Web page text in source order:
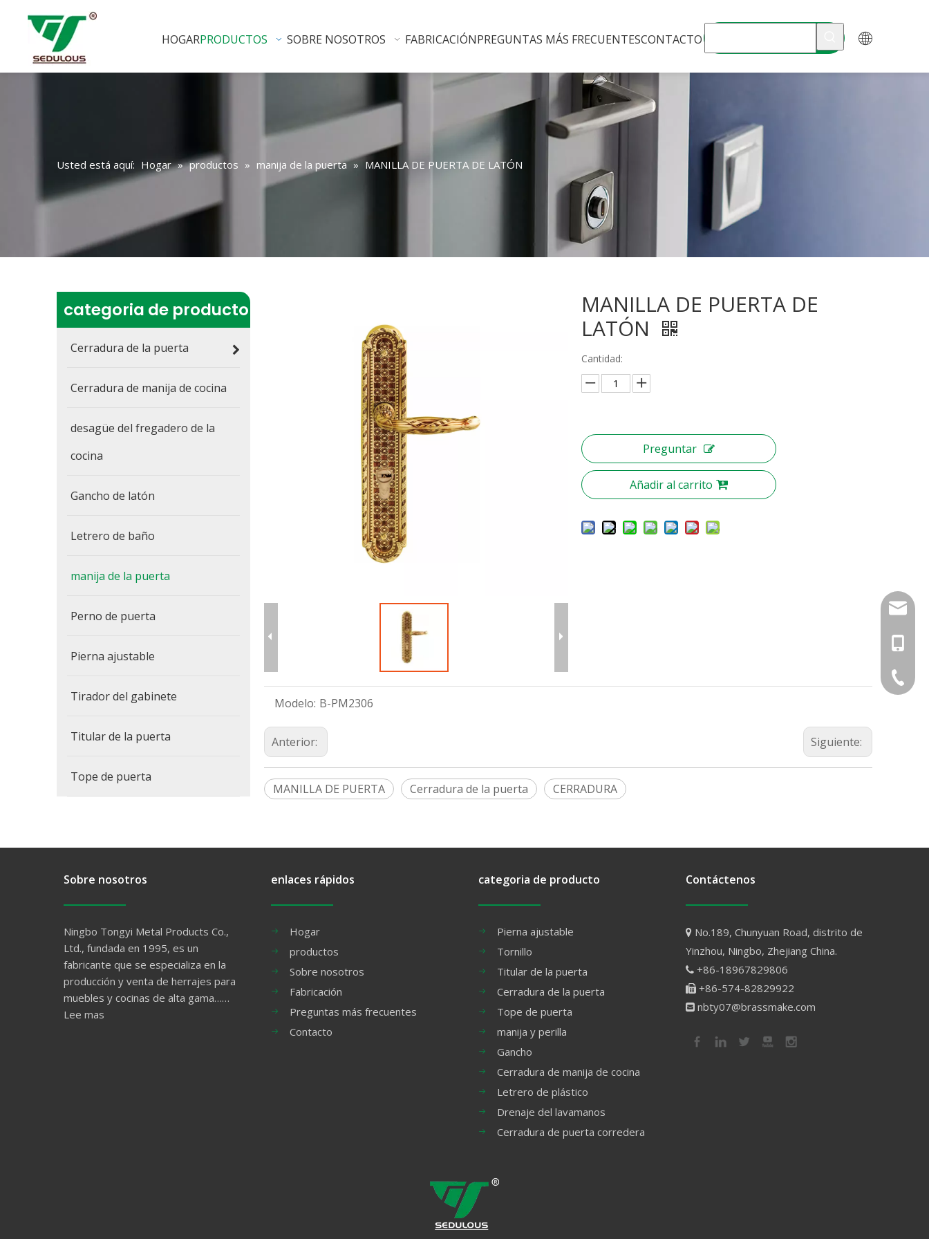
HOGARPRODUCTOS SOBRE NOSOTROS FABRICACIÓNPREGUNTAS MÁS FRECUENTESCONTACTO
Usted está aquí: Hogar » productos » manija de la puerta » MANILLA DE PUERTA DE LATÓN
categoria de producto
Cerradura de la puerta
Cerradura de manija de cocina
desagüe del fregadero de la
cocina
Gancho de latón
Letrero de baño
manija de la puerta
Perno de puerta
Pierna ajustable
Tirador del gabinete
Titular de la puerta
Tope de puerta
MANILLA DE PUERTA DE
LATÓN
Cantidad:
Preguntar
Añadir al carrito
Modelo: B-PM2306
Anterior: Siguiente:
MANILLA DE PUERTA Cerradura de la puerta CERRADURA
Sobre nosotros
Ningbo Tongyi Metal Products Co.,
Ltd., fundada en 1995, es un
fabricante que se especializa en la
producción y venta de herrajes para
muebles y cocinas de alta gama……
Lee mas
enlaces rápidos
Hogar
productos
Sobre nosotros
Fabricación
Preguntas más frecuentes
Contacto
categoria de producto
Pierna ajustable
Tornillo
Titular de la puerta
Cerradura de la puerta
Tope de puerta
manija y perilla
Gancho
Cerradura de manija de cocina
Letrero de plástico
Drenaje del lavamanos
Cerradura de puerta corredera
Contáctenos
 No.189, Chunyuan Road, distrito de
Yinzhou, Ningbo, Zhejiang China.
 +86-18967829806
 +86-574-82829922
 nbty07@brassmake.com
+86-